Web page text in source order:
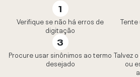
Verifique se não há erros de
digitação
Procure usar sinônimos ao termo
desejado
Talvez
ou